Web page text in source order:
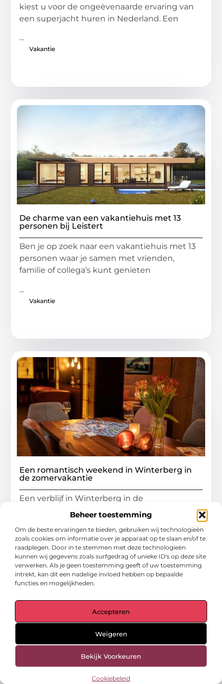
Beheer toestemming
Om de beste ervaringen te bieden, gebruiken wij technologieën
zoals cookies om informatie over je apparaat op te slaan en/of te
raadplegen. Door in te stemmen met deze technologieën
kunnen wij gegevens zoals surfgedrag of unieke ID's op deze site
verwerken. Als je geen toestemming geeft of uw toestemming
intrekt, kan dit een nadelige invloed hebben op bepaalde
functies en mogelijkheden.
Accepteren
Weigeren
Bekijk Voorkeuren
Cookiebeleid
kiest u voor de ongeëvenaarde ervaring van
een superjacht huren in Nederland. Een
...
Vakantie
De charme van een vakantiehuis met 13
personen bij Leistert
Ben je op zoek naar een vakantiehuis met 13
personen waar je samen met vrienden,
familie of collega’s kunt genieten
...
Vakantie
Een romantisch weekend in Winterberg in
de zomervakantie
Een verblijf in Winterberg in de
zomervakantie is een perfect idee voor een
romantische vakantie. Wilt u uw partner
graag
...
Vakantie